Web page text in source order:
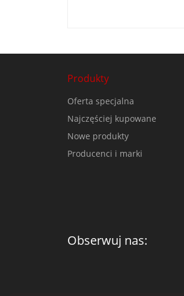
Produkty
Oferta specjalna
Najczęściej kupowane
Nowe produkty
Producenci i marki
Obserwuj nas: